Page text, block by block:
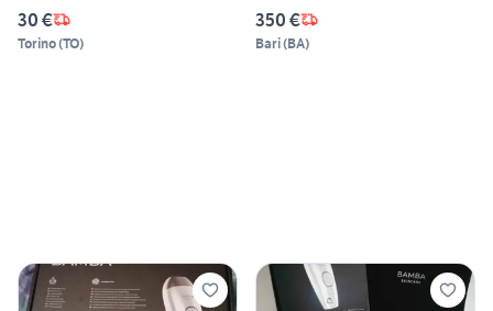
30 €
Torino(TO)
350 €
Bari(BA)